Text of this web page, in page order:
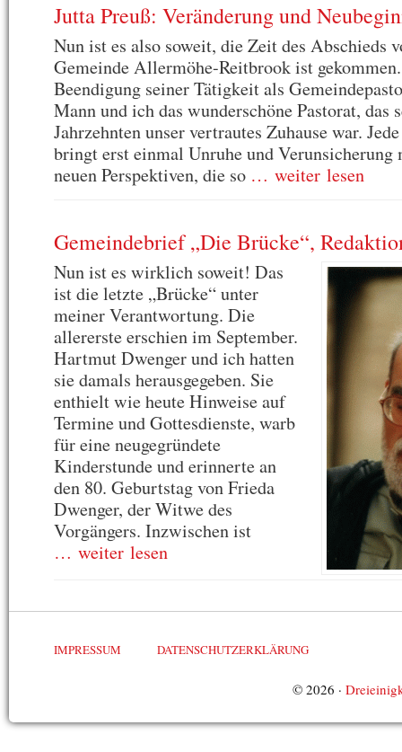
Jutta Preuß: Veränderung und
Nun ist es also soweit, die Zeit des Abschieds
Gemeinde Allermöhe-Reitbrook ist
Beendigung seiner Tätigkeit als
Mann und ich das wunderschöne Pastorat, das
Jahrzehnten unser vertrautes Zuhause war.
bringt erst einmal Unruhe und
neuen Perspektiven, die so … weiter lesen
Gemeindebrief „Die Brücke“,
Nun ist es wirklich soweit! Das
ist die letzte „Brücke“ unter
meiner Verantwortung. Die
allererste erschien im September.
Hartmut Dwenger und ich hatten
sie damals herausgegeben. Sie
enthielt wie heute Hinweise auf
Termine und Gottesdienste, warb
für eine neugegründete
Kinderstunde und erinnerte an
den 80. Geburtstag von Frieda
Dwenger, der Witwe des
Vorgängers. Inzwischen ist
… weiter lesen
IMPRESSUM DATENSCHUTZERKLÄRUNG
© 2026 ·